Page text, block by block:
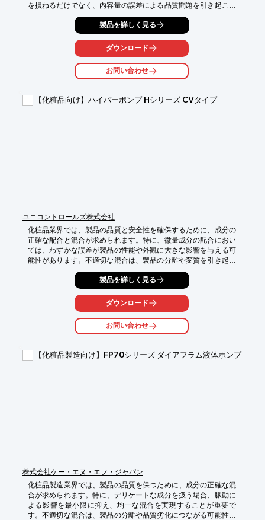
を損ねるだけでなく、内容量の誤差による品質問題を引き起こす
可能性があります。ハイフローSP型は、計量マスからの全量排出
性能により、高い粉体定量供給を実現し、充填量の安定化に貢献
【活用シーン】
・ファンデーション、チーク、アイシャドウなどの粉末化粧品の
・粉体の供給精度を高めたい場合
製品を詳しく見る
ダウンロード
お問い合わせ
【化粧品向け】ハイバーポンプ Hシリーズ CVタイプ
ユニコントロールズ株式会社
化粧品業界では、製品の品質と安全性を確保するために、成分の
正確な配合と混合が求められます。特に、微量成分の配合におい
ては、わずかな誤差が製品の性能や外観に大きな影響を与える可
能性があります。不適切な混合は、製品の分離や変質を引き起こ
し、顧客からのクレームにつながる可能性もあります。ハイバー
ポンプ Hシリーズ CVタイプは、低粘度材料に対応し、最大吐出
量約2,000ccまで対応可能です。汎用パソコンでのデータ入力/管
理も簡単に行えるため、正確な配合をサポートします。
【活用シーン】
・試作段階での定量吐出
【導入の効果】
製品を詳しく見る
ダウンロード
お問い合わせ
【化粧品製造向け】FP70シリーズ ダイアフラム液体ポンプ
株式会社ケー・エヌ・エフ・ジャパン
化粧品製造業界では、製品の品質を保つために、成分の正確な混
合が求められます。特に、デリケートな成分を扱う場合、脈動に
よる影響を最小限に抑え、均一な混合を実現することが重要で
す。不適切な混合は、製品の分離や品質劣化につながる可能性が